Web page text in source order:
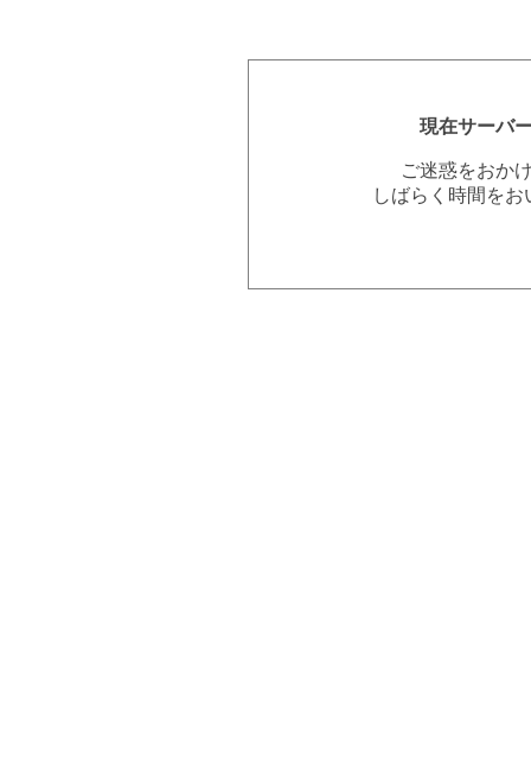
現在サーバ
ご迷惑をおか
しばらく時間を